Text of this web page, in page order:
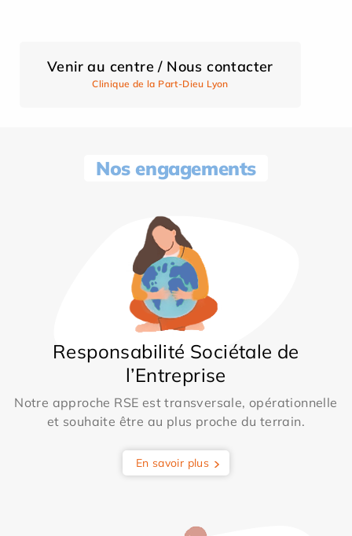
Venir au centre / Nous contacter
Clinique de la Part-Dieu Lyon
Nos engagements
Responsabilité Sociétale de
l’Entreprise
Notre approche RSE est transversale, opérationnelle
et souhaite être au plus proche du terrain.
En savoir plus